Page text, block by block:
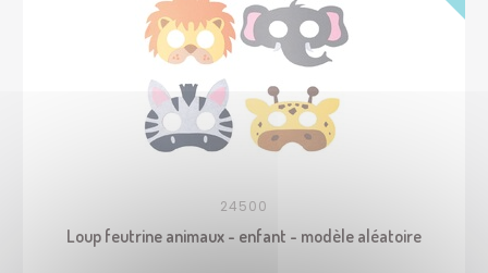
24500
Loup feutrine animaux - enfant - modèle aléatoire